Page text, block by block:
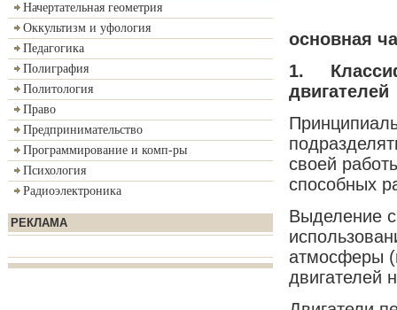
Начертательная геометрия
Оккультизм и уфология
Педагогика
Полиграфия
Политология
Право
Предпринимательство
Программирование и комп-ры
Психология
Радиоэлектроника
РЕКЛАМА
основная
1.
двигателей
своей
способных
Выделение
атмосферы
двигателей